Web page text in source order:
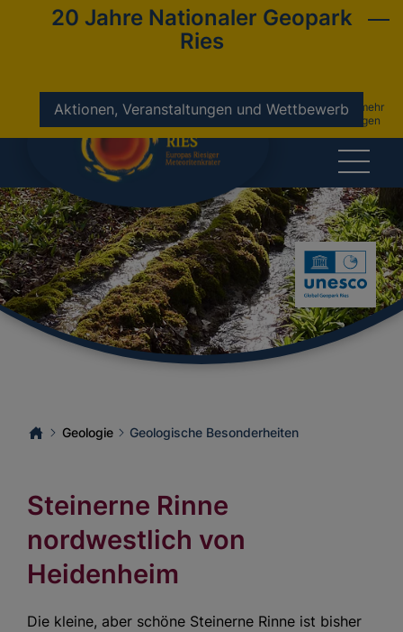
20 Jahre Nationaler Geopark
Ries
Aktionen, Veranstaltungen und Wettbewerbnicht mehr
anzeigen
Geologische Besonderheiten
Geologie
Steinerne Rinne
nordwestlich von
Heidenheim
Die kleine, aber schöne Steinerne Rinne ist bisher